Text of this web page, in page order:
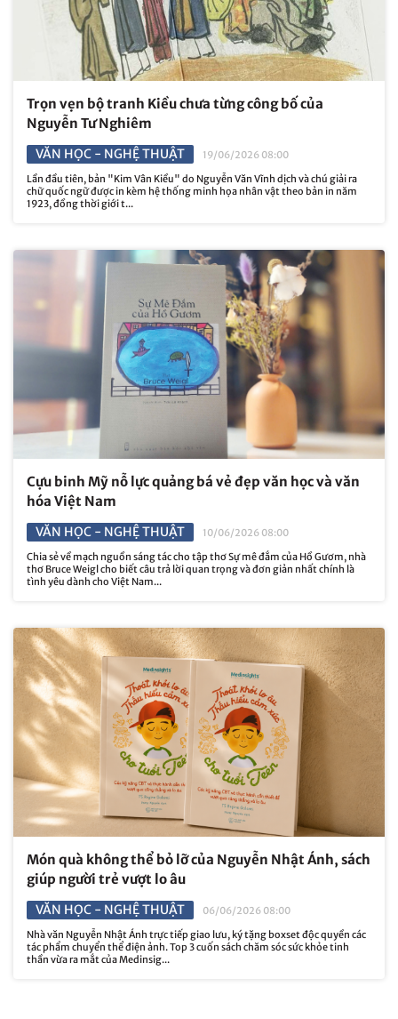
Trọn vẹn bộ tranh Kiều chưa từng công bố của
Nguyễn Tư Nghiêm
VĂN HỌC - NGHỆ THUẬT
19/06/2026 08:00
Lần đầu tiên, bản "Kim Vân Kiều" do Nguyễn Văn Vĩnh dịch và chú giải ra
chữ quốc ngữ được in kèm hệ thống minh họa nhân vật theo bản in năm
1923, đồng thời giới t...
Cựu binh Mỹ nỗ lực quảng bá vẻ đẹp văn học và văn
hóa Việt Nam
VĂN HỌC - NGHỆ THUẬT
10/06/2026 08:00
Chia sẻ về mạch nguồn sáng tác cho tập thơ Sự mê đắm của Hồ Gươm, nhà
thơ Bruce Weigl cho biết câu trả lời quan trọng và đơn giản nhất chính là
tình yêu dành cho Việt Nam...
Món quà không thể bỏ lỡ của Nguyễn Nhật Ánh, sách
giúp người trẻ vượt lo âu
VĂN HỌC - NGHỆ THUẬT
06/06/2026 08:00
Nhà văn Nguyễn Nhật Ánh trực tiếp giao lưu, ký tặng boxset độc quyền các
tác phẩm chuyển thể điện ảnh. Top 3 cuốn sách chăm sóc sức khỏe tinh
thần vừa ra mắt của Medinsig...